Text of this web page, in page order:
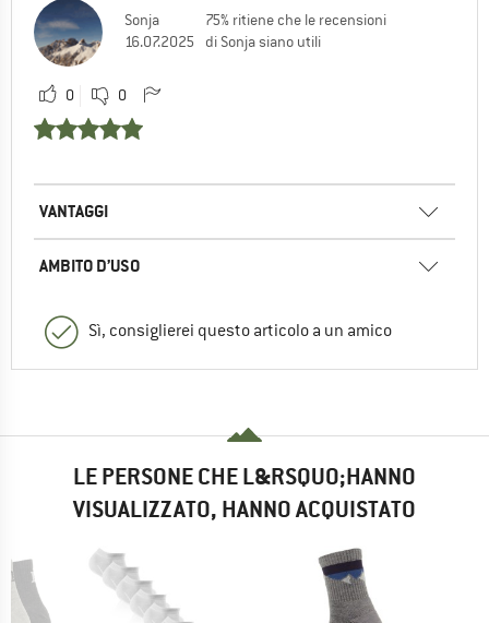
Sonja
16.07.2025
75% ritiene che le recensioni
di Sonja siano utili
0 0
VANTAGGI
AMBITO D’USO
Sì, consiglierei questo articolo a un amico
LE PERSONE CHE L&RSQUO;HANNO
VISUALIZZATO, HANNO ACQUISTATO